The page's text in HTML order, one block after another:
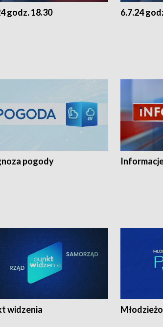
godz. 18.30 6.7.24
pogody
widzenia